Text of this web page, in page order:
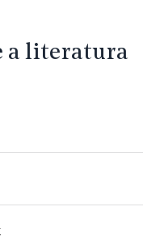
a literatura